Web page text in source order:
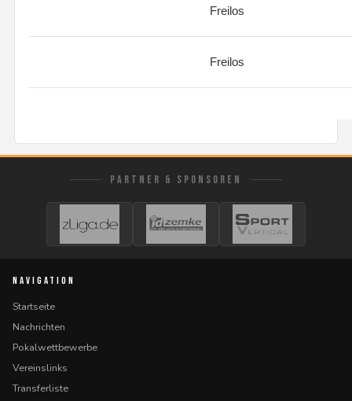
Freilos
Freilos
PARTNER & SPONSOREN
NAVIGATION
Startseite
Nachrichten
Pokalwettbewerbe
Vereinslinks
Transferliste